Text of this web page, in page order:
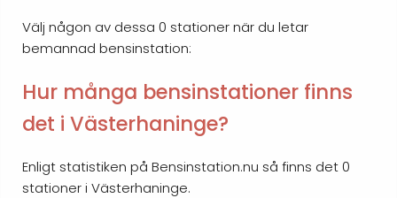
Välj någon av dessa 0 stationer när du letar
bemannad bensinstation:
Hur många bensinstationer finns
det i Västerhaninge?
Enligt statistiken på Bensinstation.nu så finns det 0
stationer i Västerhaninge.